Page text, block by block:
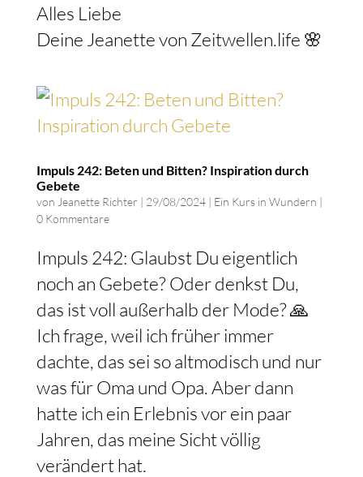
Alles Liebe
Deine Jeanette von Zeitwellen.life 🌸
Impuls 242: Beten und Bitten? Inspiration durch
Gebete
von Jeanette Richter | 29/08/2024| Ein Kurs in Wundern |
0 Kommentare
Impuls 242: Glaubst Du eigentlich
noch an Gebete? Oder denkst Du,
das ist voll außerhalb der Mode? 🙏
Ich frage, weil ich früher immer
dachte, das sei so altmodisch und nur
was für Oma und Opa. Aber dann
hatte ich ein Erlebnis vor ein paar
Jahren, das meine Sicht völlig
verändert hat.